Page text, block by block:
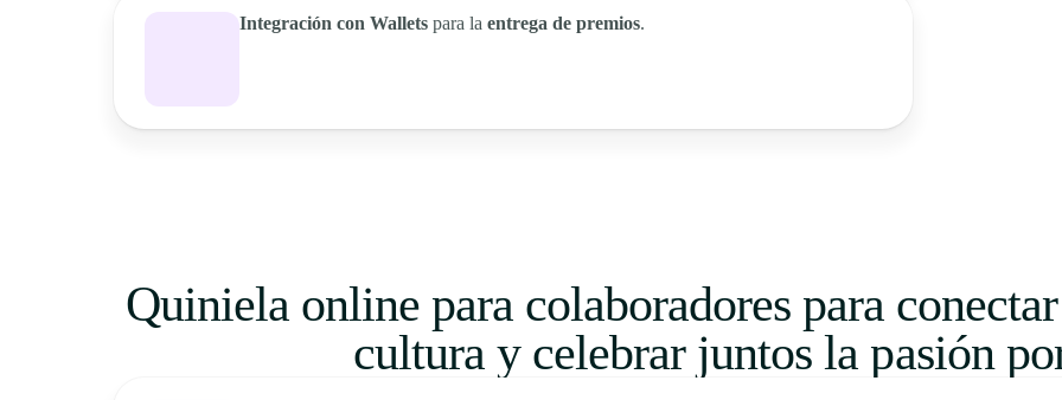
Integración con Walletspara la entrega de premios.
Quiniela online para colaboradores para
cultura y celebrar juntos la pasión